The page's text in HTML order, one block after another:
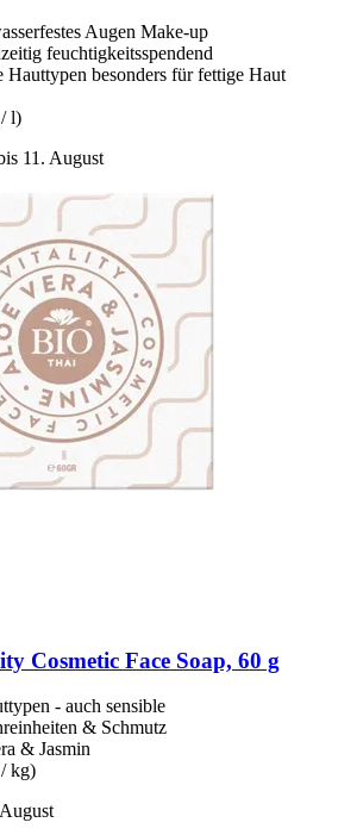
Augen Make-up
feuchtigkeitsspendend
Hauttypen besonders für fettige Haut
l)
11. August
Cosmetic Face Soap, 60 g
- auch sensible
& Schmutz
& Jasmin
kg)